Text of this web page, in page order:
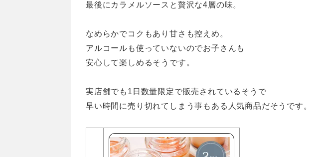
最後にカラメルソースと贅沢な4層の味。
なめらかでコクもあり甘さも控えめ。
アルコールも使っていないのでお子さんも
安心して楽しめるそうです。
実店舗でも1日数量限定で販売されているそうで
早い時間に売り切れてしまう事もある人気商品だそうです。